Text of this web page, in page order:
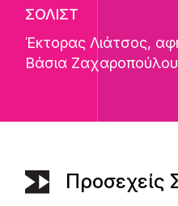
ΣΟΛΙΣΤ
Έκτορας Λιάτσος,
Βάσια Ζαχαροπούλου
Προσεχείς